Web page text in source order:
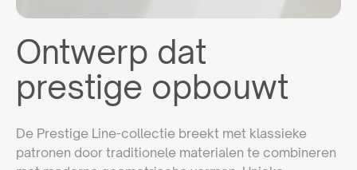
Ontwerp dat
prestige opbouwt
De Prestige Line-collectie breekt met klassieke
patronen door traditionele materialen te combineren